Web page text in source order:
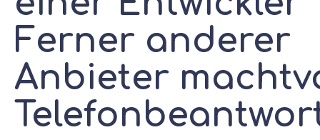
Ferner anderer
Anbieter